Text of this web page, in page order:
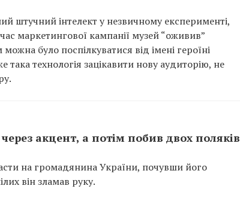
штучний інтелект у незвичному експерименті,
маркетингової кампанії музей “оживив”
було поспілкуватися від імені героїні
технологія зацікавити нову аудиторію, не
акцент, а потім побив двох поляків
на громадянина України, почувши його
він зламав руку.